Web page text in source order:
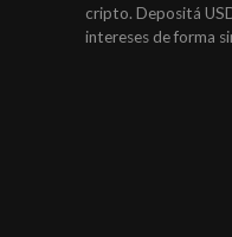
cripto. Depositá
intereses de forma